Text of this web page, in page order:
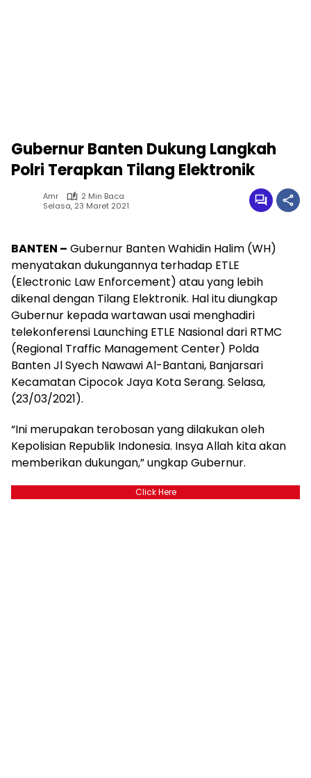
Gubernur Banten Dukung Langkah
Polri Terapkan Tilang Elektronik
Amr
2 Min Baca
Selasa, 23 Maret 2021
BANTEN – Gubernur Banten Wahidin Halim (WH)
menyatakan dukungannya terhadap ETLE
(Electronic Law Enforcement) atau yang lebih
dikenal dengan Tilang Elektronik. Hal itu diungkap
Gubernur kepada wartawan usai menghadiri
telekonferensi Launching ETLE Nasional dari RTMC
(Regional Traffic Management Center) Polda
Banten Jl Syech Nawawi Al-Bantani, Banjarsari
Kecamatan Cipocok Jaya Kota Serang. Selasa,
(23/03/2021).
“Ini merupakan terobosan yang dilakukan oleh
Kepolisian Republik Indonesia. Insya Allah kita akan
memberikan dukungan,” ungkap Gubernur.
Click Here